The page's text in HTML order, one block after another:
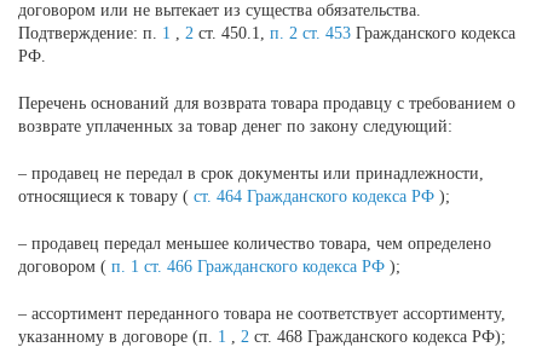
договором или не вытекает из существа обязательства.
Подтверждение: п. 1 , 2 ст. 450.1, п. 2 ст. 453 Гражданского кодекса
РФ.
Перечень оснований для возврата товара продавцу с требованием о
возврате уплаченных за товар денег по закону следующий:
– продавец не передал в срок документы или принадлежности,
относящиеся к товару ( ст. 464 Гражданского кодекса РФ );
– продавец передал меньшее количество товара, чем определено
договором ( п. 1 ст. 466 Гражданского кодекса РФ );
– ассортимент переданного товара не соответствует ассортименту,
указанному в договоре (п. 1 , 2 ст. 468 Гражданского кодекса РФ);